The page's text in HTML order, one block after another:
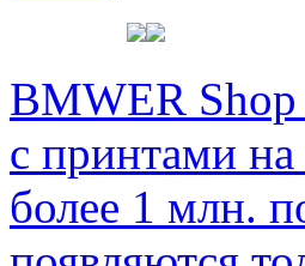
BMWER Shop
с принтами
более 1 млн.